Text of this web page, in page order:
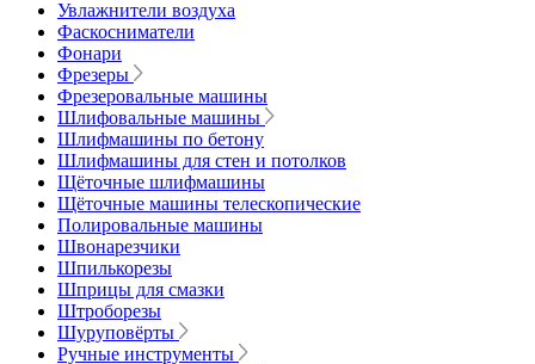
Увлажнители воздуха
Фаскосниматели
Фонари
Фрезеры
Фрезеровальные машины
Шлифовальные машины
Шлифмашины по бетону
Шлифмашины для стен и потолков
Щёточные шлифмашины
Щёточные машины телескопические
Полировальные машины
Швонарезчики
Шпилькорезы
Шприцы для смазки
Штроборезы
Шуруповёрты
Ручные инструменты